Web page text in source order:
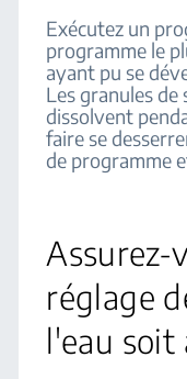
Exécutez un
programme le
ayant pu se
Les granules de
dissolvent
faire se
de programme
Assurez-
réglage
l'eau soit